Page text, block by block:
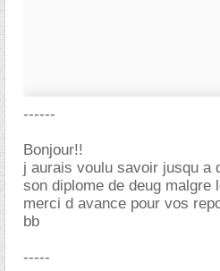
------
Bonjour!!
j aurais voulu savoir jusqu a
son diplome de deug malgre
merci d avance pour vos
bb
-----